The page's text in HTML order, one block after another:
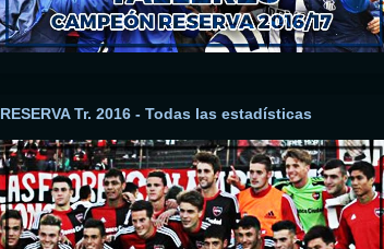
RESERVA Tr. 2016 - Todas las estadísticas